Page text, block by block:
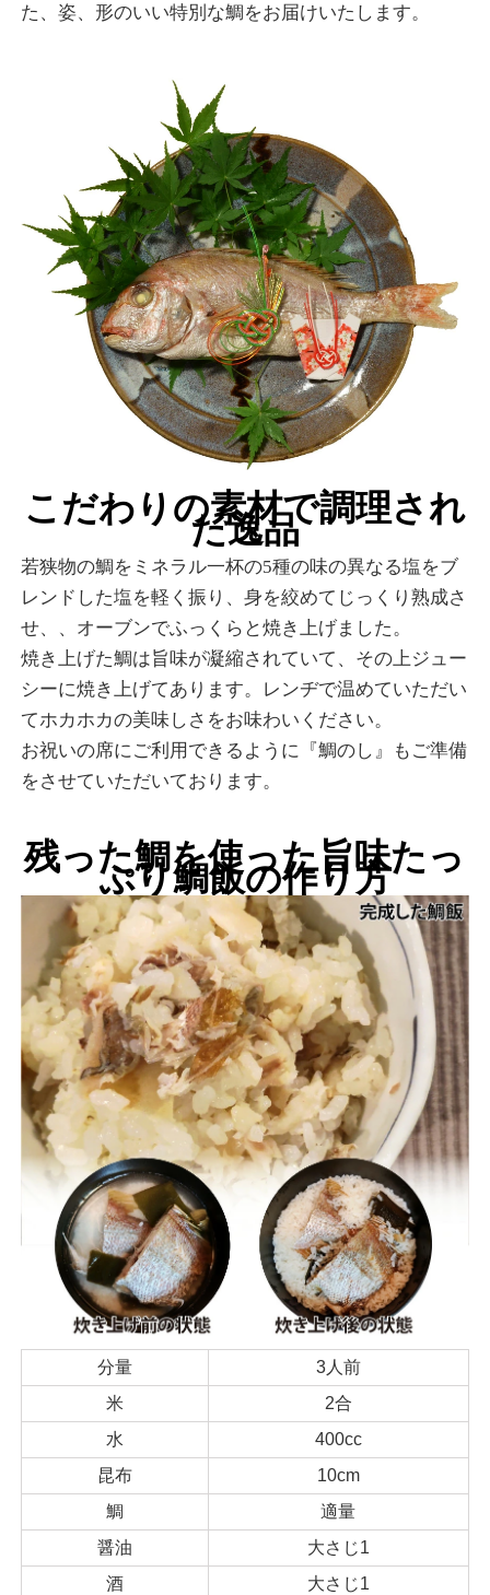
た、姿、形のいい特別な鯛をお届けいたします。
こだわりの素材で調理され
た逸品
若狭物の鯛をミネラル一杯の5種の味の異なる塩をブ
レンドした塩を軽く振り、身を絞めてじっくり熟成さ
せ、、オーブンでふっくらと焼き上げました。
焼き上げた鯛は旨味が凝縮されていて、その上ジュー
シーに焼き上げてあります。レンヂで温めていただい
てホカホカの美味しさをお味わいください。
お祝いの席にご利用できるように『鯛のし』もご準備
をさせていただいております。
残った鯛を使った旨味たっ
ぷり鯛飯の作り方
分量
3人前
米
2合
水
400cc
昆布
10cm
鯛
適量
醤油
大さじ1
酒
大さじ1